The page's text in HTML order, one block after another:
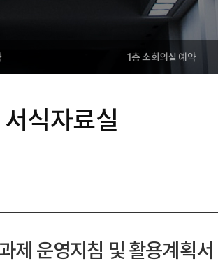
1층 소회의실 예약
서식자료실
제 운영지침 및 활용계획서